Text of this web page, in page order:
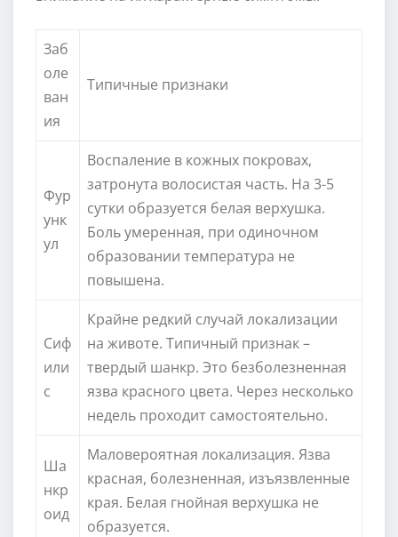
Заб
оле
ван
ия
Типичные признаки
Фур
унк
ул
Воспаление в кожных покровах,
затронута волосистая часть. На 3-5
сутки образуется белая верхушка.
Боль умеренная, при одиночном
образовании температура не
повышена.
Сиф
или
с
Крайне редкий случай локализации
на животе. Типичный признак –
твердый шанкр. Это безболезненная
язва красного цвета. Через несколько
недель проходит самостоятельно.
Ша
нкр
оид
Маловероятная локализация. Язва
красная, болезненная, изъязвленные
края. Белая гнойная верхушка не
образуется.